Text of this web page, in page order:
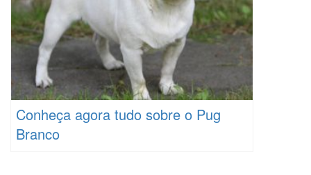
Conheça agora tudo sobre o Pug
Branco